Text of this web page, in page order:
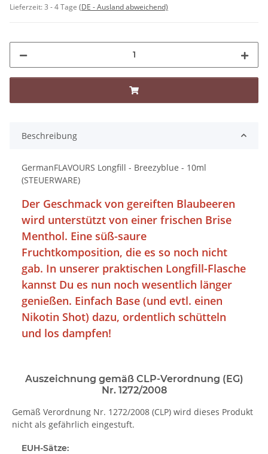
Lieferzeit:3 - 4 Tage (DE - Ausland abweichend)
Beschreibung
GermanFLAVOURS Longfill - Breezyblue - 10ml
(STEUERWARE)
Der Geschmack von gereiften Blaubeeren
wird unterstützt von einer frischen Brise
Menthol. Eine süß-saure
Fruchtkomposition, die es so noch nicht
gab. In unserer praktischen Longfill-Flasche
kannst Du es nun noch wesentlich länger
genießen. Einfach Base (und evtl. einen
Nikotin Shot) dazu, ordentlich schütteln
und los dampfen!
Auszeichnung gemäß CLP-Verordnung (EG)
Nr. 1272/2008
Gemäß Verordnung Nr. 1272/2008 (CLP) wird dieses Produkt
nicht als gefährlich eingestuft.
EUH-Sätze: